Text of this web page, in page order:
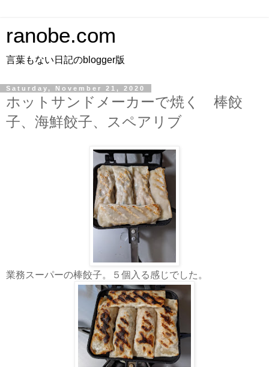
ranobe.com
言葉もない日記のblogger版
Saturday, November 21, 2020
ホットサンドメーカーで焼く 棒餃
子、海鮮餃子、スペアリブ
業務スーパーの棒餃子。５個入る感じでした。